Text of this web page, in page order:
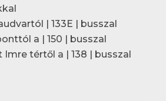
| 133E | busszal
a | 150 | busszal
Imre tértől a | 138 | busszal